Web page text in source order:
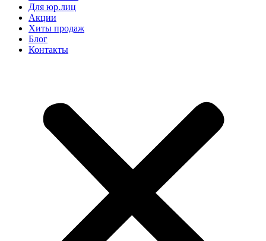
Для юр.лиц
Акции
Хиты продаж
Блог
Контакты